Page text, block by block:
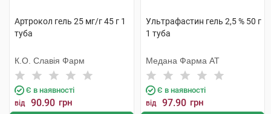
Артрокол гель 25 мг/г 45 г 1
туба
К.О. Славія Фарм
Є в наявності
від 90.90 грн
Ультрафастин гель 2,5 % 50 г
1 туба
Медана Фарма АТ
Є в наявності
від 97.90 грн